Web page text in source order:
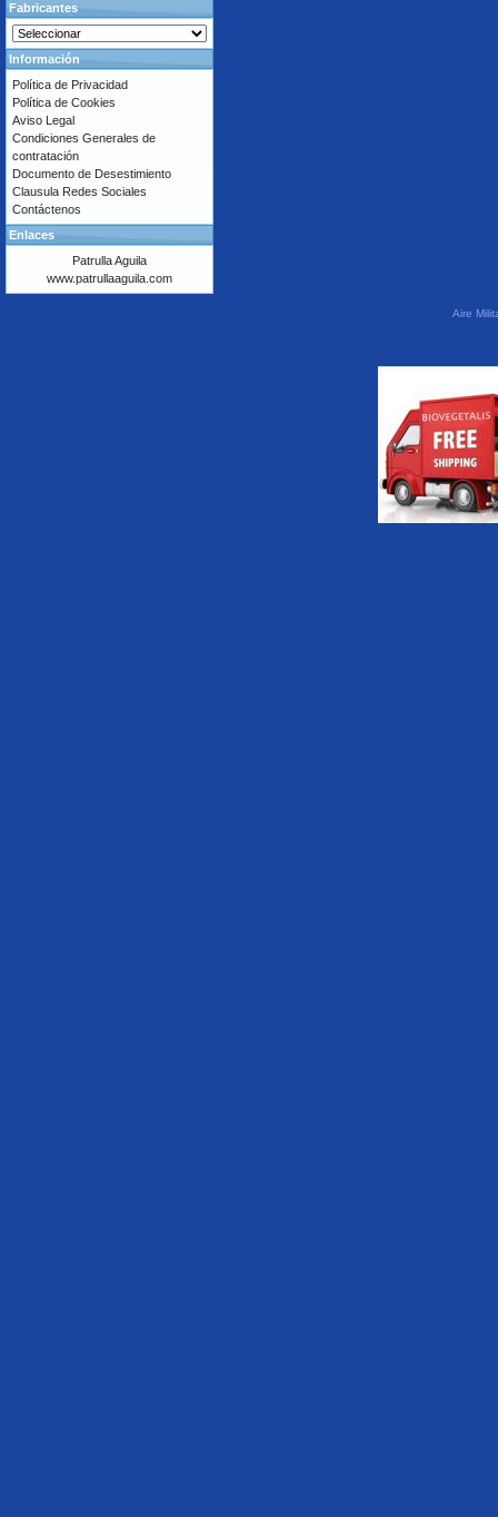
Fabricantes
Información
Política de Privacidad
Política de Cookies
Aviso Legal
Condiciones Generales de
contratación
Documento de Desestimiento
Clausula Redes Sociales
Contáctenos
Enlaces
Patrulla Aguila
www.patrullaaguila.com
Aire